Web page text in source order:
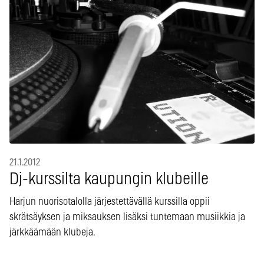
21.1.2012
Dj-kurssilta kaupungin klubeille
Harjun nuorisotalolla järjestettävällä kurssilla oppii
skrätsäyksen ja miksauksen lisäksi tuntemaan musiikkia ja
järkkäämään klubeja.